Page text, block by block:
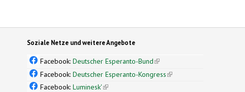
Soziale Netze und weitere Angebote
Facebook:Deutscher Esperanto-Bund(link is external)
Facebook:Deutscher Esperanto-Kongress(link is external)
Facebook:Luminesk'(link is external)